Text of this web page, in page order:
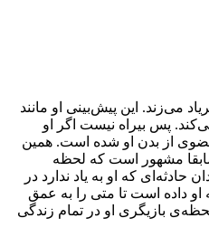
می‌زند. این پیش‌بینی او مانند
پس بیراه نیست اگر او
از بدن او شده است. همین
مشهور است که لحظه
که او به یاد ندارد در
داده است تا متی را به عمق
بازیگری او در تمام زندگی